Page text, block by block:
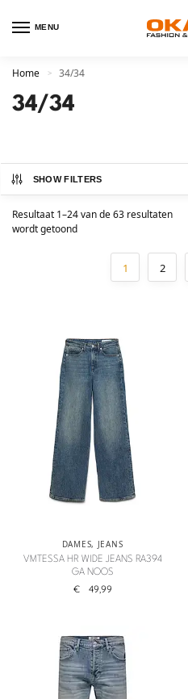
MENU
Home > 34/34
34/34
SHOW FILTERS
Resultaat 1–24 van de 63 resultaten
wordt getoond
1 2
DAMES, JEANS
VMTESSA HR WIDE JEANS RA394
GA NOOS
€ 49,99